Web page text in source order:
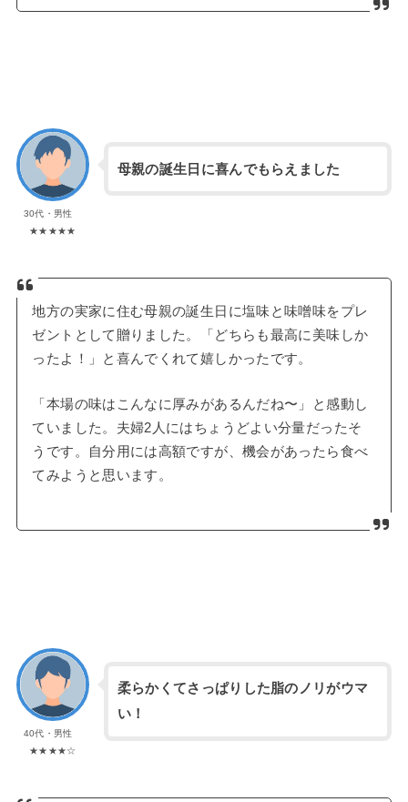
30代・男性
★★★★★
母親の誕生日に喜んでもらえました
地方の実家に住む母親の誕生日に塩味と味噌味をプレ
ゼントとして贈りました。「どちらも最高に美味しか
ったよ！」と喜んでくれて嬉しかったです。
「本場の味はこんなに厚みがあるんだね〜」と感動し
ていました。夫婦2人にはちょうどよい分量だったそ
うです。自分用には高額ですが、機会があったら食べ
てみようと思います。
40代・男性
★★★★☆
柔らかくてさっぱりした脂のノリがウマ
い！